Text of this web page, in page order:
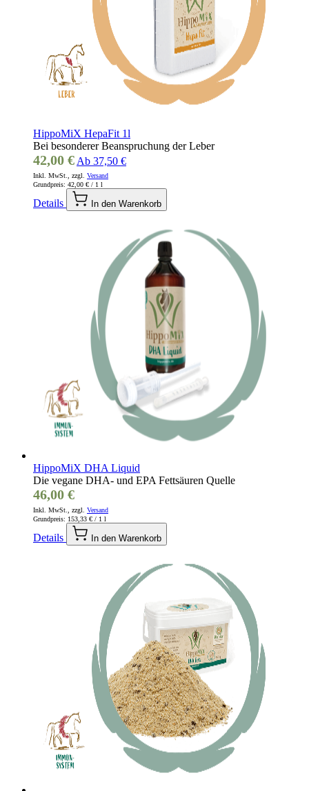
HippoMiX HepaFit 1l
Bei besonderer Beanspruchung der Leber
42,00 € Ab 37,50 €
Inkl. MwSt., zzgl. Versand
Grundpreis: 42,00 € / 1 l
Details In den Warenkorb
HippoMiX DHA Liquid
Die vegane DHA- und EPA Fettsäuren Quelle
46,00 €
Inkl. MwSt., zzgl. Versand
Grundpreis: 153,33 € / 1 l
Details In den Warenkorb